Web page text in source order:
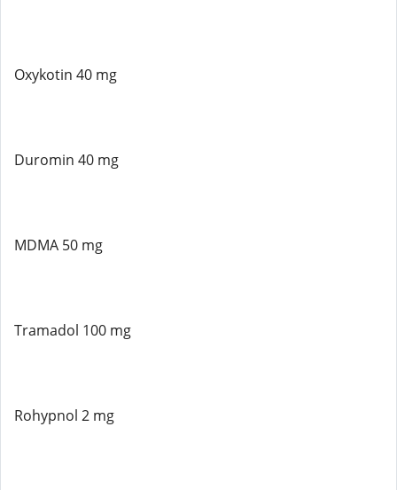
Oxykotin 40 mg
Duromin 40 mg
MDMA 50 mg
Tramadol 100 mg
Rohypnol 2 mg